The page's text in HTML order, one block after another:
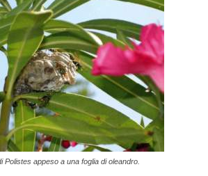
Polistes appeso a una foglia di oleandro.